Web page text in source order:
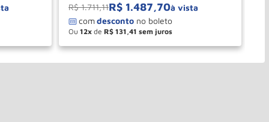
R$ 1.711,11R$ 1.487,70à vista
Ou 12 de R$ 131,41
＋
－ COMPRAR